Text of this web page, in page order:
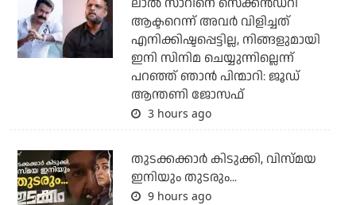
ലാല്‍ സാറിനെ സെക്കന്‍ഡറി
ആക്ടറെന്ന് അവര്‍ വിളിച്ചത്
എനിക്കിഷ്ടപ്പെട്ടില്ല, നിങ്ങളുമായി
ഇനി സിനിമ ചെയ്യുന്നില്ലെന്ന്
പറഞ്ഞ് ഞാന്‍ പിന്മാറി: ജൂഡ്
ആന്തണി ജോസഫ്
3 hours ago
തുടക്കക്കാര്‍ കിടുക്കി, വിസ്മയ
ഇനിയും തുടരും...
9 hours ago